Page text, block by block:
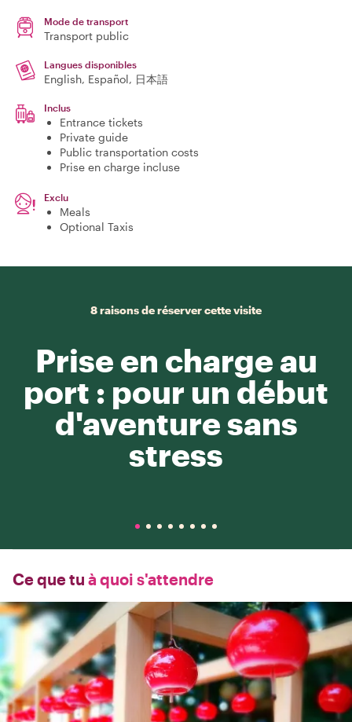
Mode de transport
Transport public
Langues disponibles
English, Español, 日本語
Inclus
Entrance tickets
Private guide
Public transportation costs
Prise en charge incluse
Exclu
Meals
Optional Taxis
8 raisons de réserver cette visite
Prise en charge au
port : pour un début
d'aventure sans
stress
Ce que tu à quoi s'attendre